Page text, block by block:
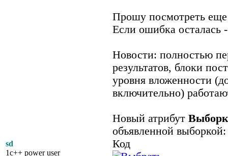
sd
1c++ power user
Прошу посмотреть еще
Если ошибка осталась
Новости: полностью
результатов, блоки
уровня вложенности
включительно)
Новый атрибут
объявленной выборкой:
Код